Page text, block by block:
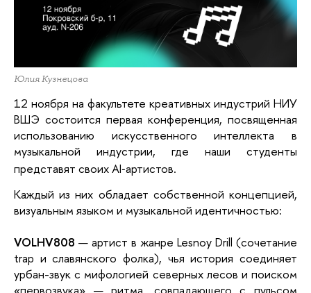
Юлия Кузнецова
12 ноября на факультете креативных индустрий НИУ
ВШЭ состоится первая конференция, посвященная
использованию искусственного интеллекта в
музыкальной индустрии, где наши студенты
представят своих AI‑артистов.
Каждый из них обладает собственной концепцией,
визуальным языком и музыкальной идентичностью:
VOLHV808 — артист в жанре Lesnoy Drill (сочетание
trap и славянского фолка), чья история соединяет
урбан-звук с мифологией северных лесов и поиском
«первозвука» — ритма, совпадающего с пульсом